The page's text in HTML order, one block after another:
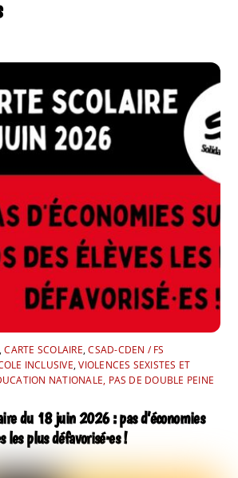
,CARTE SCOLAIRE,CSAD-CDEN / FS
INCLUSIVE,VIOLENCES SEXISTES ET
NATIONALE, PAS DE DOUBLE PEINE
du 18 juin 2026 : pas d’économies
les plus défavorisé·es !